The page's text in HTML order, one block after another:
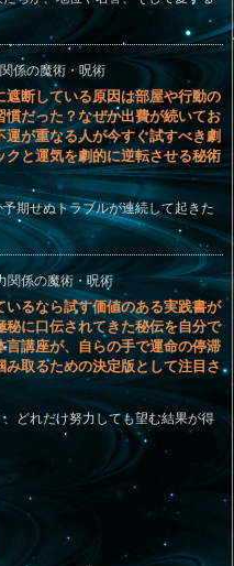
係の魔術・呪術
遮断している原因は部屋や行動の
慣だった？なぜか出費が続いてお
運が重なる人が今すぐ試すべき劇
クと運気を劇的に逆転させる秘術
期せぬトラブルが連続して起きた
関係の魔術・呪術
いるなら試す価値のある実践書が
秘に口伝されてきた秘伝を自分で
言講座が、自らの手で運命の停滞
み取るための決定版として注目さ
どれだけ努力しても望む結果が得